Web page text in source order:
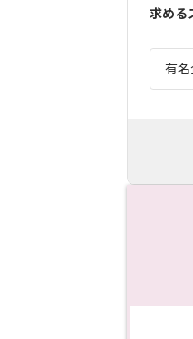
求める
有名